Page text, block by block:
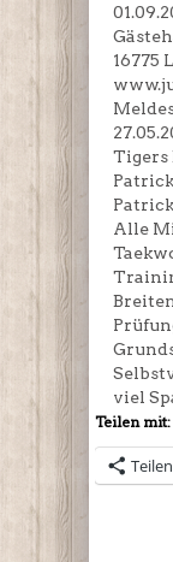
16775
Tigers
Alle
viel
Teilen mit:
Teilen